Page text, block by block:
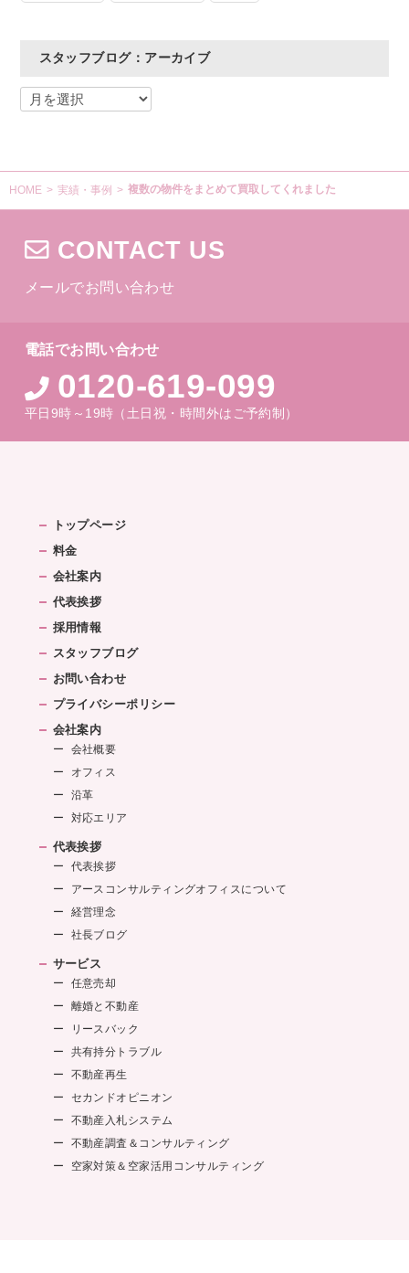
スタッフブログ：アーカイブ
HOME > 実績・事例 > 複数の物件をまとめて買取してくれました
CONTACT US
メールでお問い合わせ
電話でお問い合わせ
0120-619-099
平日9時～19時（土日祝・時間外はご予約制）
トップページ
料金
会社案内
代表挨拶
採用情報
スタッフブログ
お問い合わせ
プライバシーポリシー
会社案内
会社概要
オフィス
沿革
対応エリア
代表挨拶
代表挨拶
アースコンサルティングオフィスについて
経営理念
社長ブログ
サービス
任意売却
離婚と不動産
リースバック
共有持分トラブル
不動産再生
セカンドオピニオン
不動産入札システム
不動産調査＆コンサルティング
空家対策＆空家活用コンサルティング